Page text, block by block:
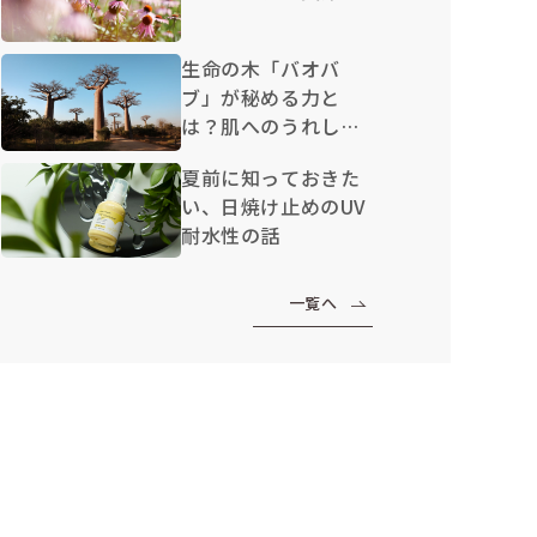
生命の木「バオバ
ブ」が秘める力と
は？肌へのうれしい
夏前に知っておきた
い、日焼け止めのUV
耐水性の話
一覧へ